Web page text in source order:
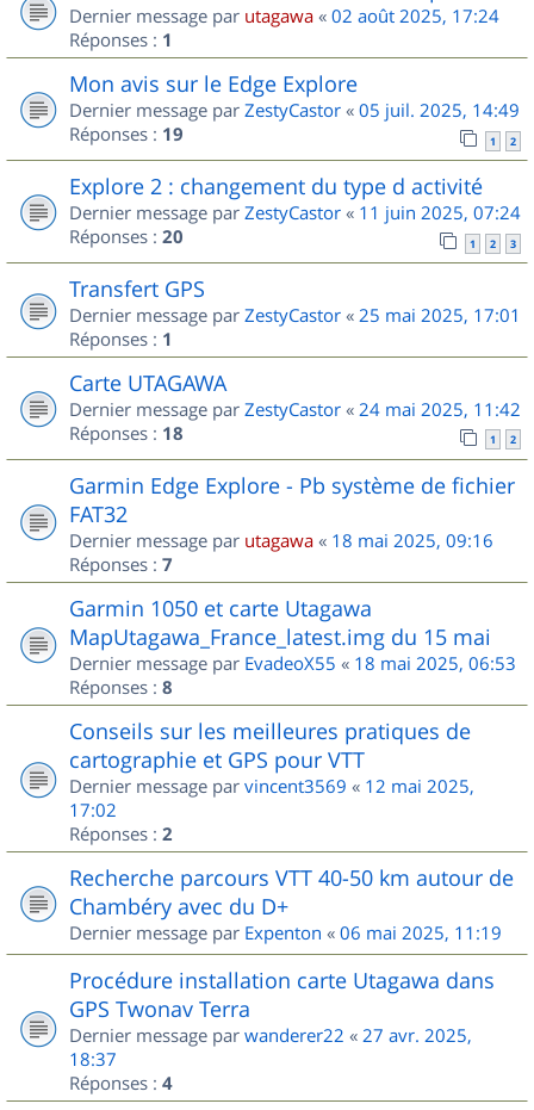
Dernier message par utagawa « 02 août 2025, 17:24
Réponses : 1
Mon avis sur le Edge Explore
Dernier message par ZestyCastor « 05 juil. 2025, 14:49
Réponses : 19 1 2
Explore 2 : changement du type d activité
Dernier message par ZestyCastor « 11 juin 2025, 07:24
Réponses : 20 1 2 3
Transfert GPS
Dernier message par ZestyCastor « 25 mai 2025, 17:01
Réponses : 1
Carte UTAGAWA
Dernier message par ZestyCastor « 24 mai 2025, 11:42
Réponses : 18 1 2
Garmin Edge Explore - Pb système de fichier
FAT32
Dernier message par utagawa « 18 mai 2025, 09:16
Réponses : 7
Garmin 1050 et carte Utagawa
MapUtagawa_France_latest.img du 15 mai
Dernier message par EvadeoX55 « 18 mai 2025, 06:53
Réponses : 8
Conseils sur les meilleures pratiques de
cartographie et GPS pour VTT
Dernier message par vincent3569 « 12 mai 2025,
17:02
Réponses : 2
Recherche parcours VTT 40-50 km autour de
Chambéry avec du D+
Dernier message par Expenton « 06 mai 2025, 11:19
Procédure installation carte Utagawa dans
GPS Twonav Terra
Dernier message par wanderer22 « 27 avr. 2025,
18:37
Réponses : 4